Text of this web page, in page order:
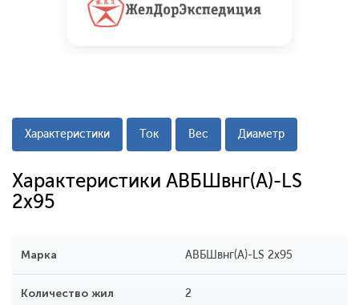
Характеристики Ток Вес Диаметр
Характеристики АВБШвнг(A)-LS
2x95
Марка АВБШвнг(A)-LS 2x95
Количество жил 2